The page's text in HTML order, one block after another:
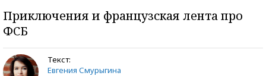
Приключения и французская лента про
ФСБ
Текст:
Евгения Смурыгина